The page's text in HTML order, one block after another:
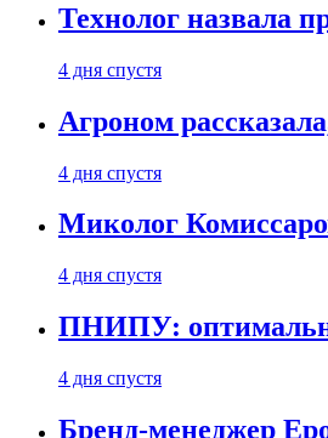
Технолог назвала
4 дня спустя
Агроном
4 дня спустя
Миколог
4 дня спустя
ПНИПУ:
4 дня спустя
Бренд-менеджер